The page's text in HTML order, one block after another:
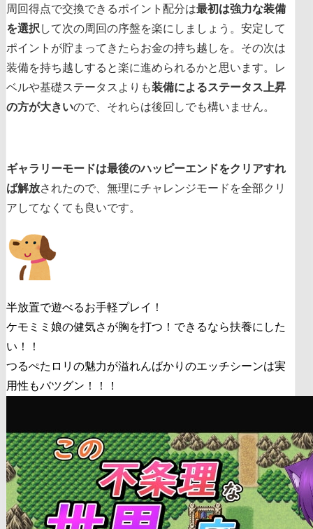
周回得点で交換できるポイント配分は最初は強力な装備
を選択 して次の周回の序盤を楽にしましょう。安定して
ポイントが貯まってきたらお金の持ち越しを。その次は
装備を持ち越しすると楽に進められるかと思います。レ
ベルや基礎ステータスよりも装備によるステータス上昇
の方が大きいので、それらは後回しでも構いません。
ギャラリーモードは最後のハッピーエンドをクリアすれ
ば解放されたので、無理にチャレンジモードを全部クリ
アしてなくても良いです。
半放置で遊べるお手軽プレイ！
ケモミミ娘の健気さが胸を打つ！できるなら扶養にした
い！！
つるぺたロリの魅力が溢れんばかりのエッチシーンは実
用性もバツグン！！！